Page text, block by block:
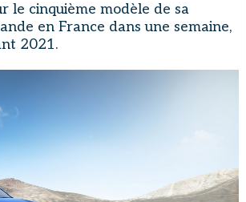
le cinquième modèle de sa
en France dans une semaine,
2021.